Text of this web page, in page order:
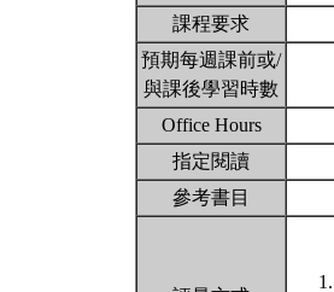
課程要求
預期每週課前或/
與課後學習時數
Office Hours
指定閱讀
參考書目